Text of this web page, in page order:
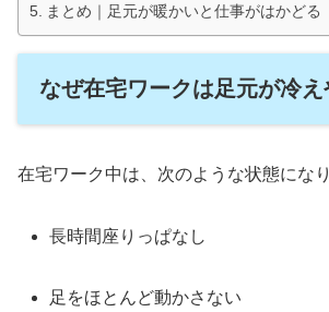
まとめ｜足元が暖かいと仕事がはかどる
なぜ在宅ワークは足元が冷
在宅ワーク中は、次のような状態にな
長時間座りっぱなし
足をほとんど動かさない